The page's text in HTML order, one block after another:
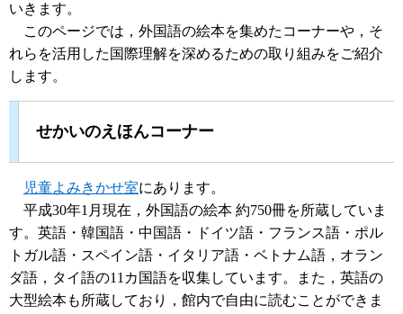
いきます。
このページでは，外国語の絵本を集めたコーナーや，そ
れらを活用した国際理解を深めるための取り組みをご紹介
します。
せかいのえほんコーナー
児童よみきかせ室にあります。
平成30年1月現在，外国語の絵本 約750冊を所蔵していま
す。英語・韓国語・中国語・ドイツ語・フランス語・ポル
トガル語・スペイン語・イタリア語・ベトナム語，オラン
ダ語，タイ語の11カ国語を収集しています。また，英語の
大型絵本も所蔵しており，館内で自由に読むことができま